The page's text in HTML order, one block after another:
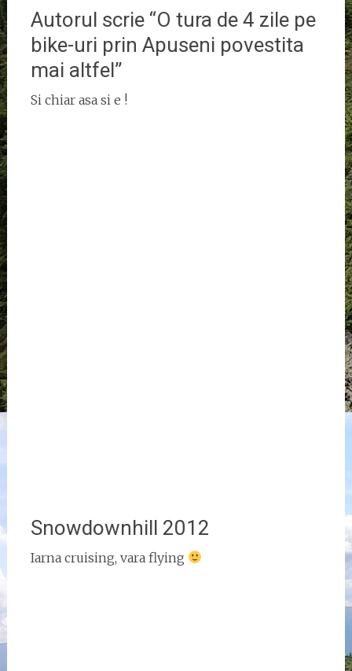
Autorul scrie “O tura de 4 zile pe
bike-uri prin Apuseni povestita
mai altfel”
Si chiar asa si e !
Snowdownhill 2012
Iarna cruising, vara flying